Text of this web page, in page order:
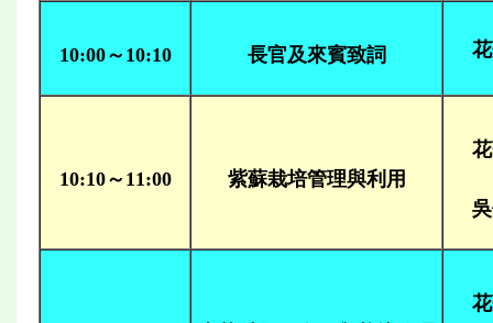
10:00～10:10 長官及來賓致詞
10:10～11:00 紫蘇栽培管理與利用